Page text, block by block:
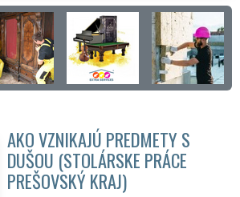
AKO VZNIKAJÚ PREDMETY S
DUŠOU (STOLÁRSKE PRÁCE
PREŠOVSKÝ KRAJ)